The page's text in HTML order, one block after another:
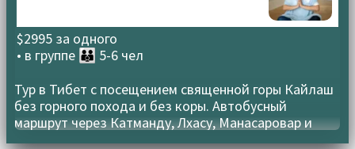
$2995 за одного
• в группе 👪 5-6 чел
Тур в Тибет с посещением священной горы Кайлаш
без горного похода и без коры. Автобусный
маршрут через Катманду, Лхасу, Манасаровар и
Эверест